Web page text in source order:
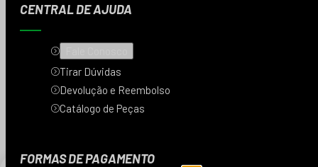
CENTRAL DE AJUDA
Tirar Dúvidas
Devolução e Reembolso
Catálogo de Peças
FORMAS DE PAGAMENTO